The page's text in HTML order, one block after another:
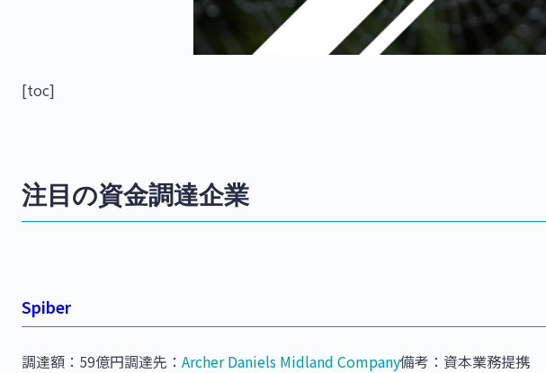
[toc]
注目の資金調達企業
Spiber
調達額：59億円調達先： Archer Daniels Midland Company備考：資本業務提携